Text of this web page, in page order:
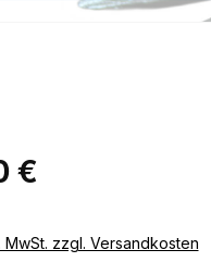
€
MwSt. zzgl. Versandkosten